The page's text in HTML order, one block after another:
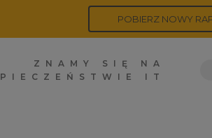
ZNAMY SIĘ NA
IT
POBIERZ NOWY